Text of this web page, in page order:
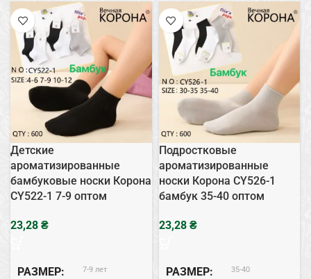
Детские
ароматизированные
бамбуковые носки Корона
CY522-1 7-9 оптом
₴
РАЗМЕР 7-9 лет
Подростковые
ароматизированные
носки Корона CY526-1
бамбук 35-40 оптом
₴
РАЗМЕР 35-40